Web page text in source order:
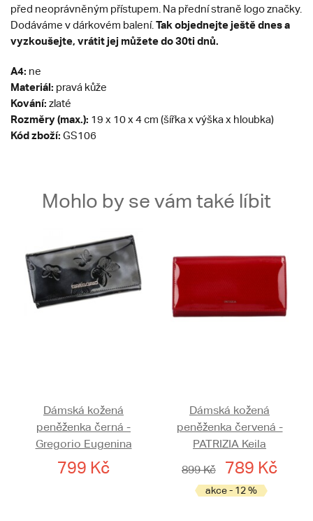
před neoprávněným přístupem. Na přední straně logo značky.
Dodáváme v dárkovém balení. Tak objednejte ještě dnes a
vyzkoušejte, vrátit jej můžete do 30ti dnů.
A4: ne
Materiál: pravá kůže
Kování: zlaté
Rozměry (max.): 19 x 10 x 4 cm (šířka x výška x hloubka)
Kód zboží: GS106
Mohlo by se vám také líbit
Dámská kožená
peněženka černá -
Gregorio Eugenina
799 Kč
Dámská kožená
peněženka červená -
PATRIZIA Keila
899 Kč
789 Kč
akce - 12 %